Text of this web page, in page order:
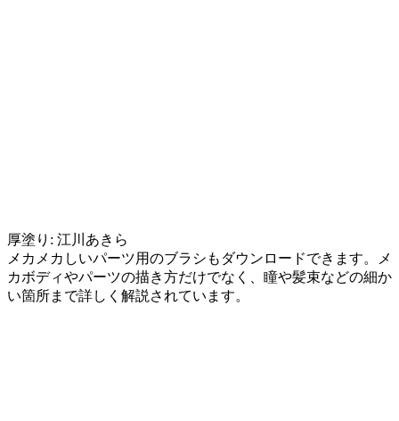
厚塗り: 江川あきら
メカメカしいパーツ用のブラシもダウンロードできます。メ
カボディやパーツの描き方だけでなく、瞳や髪束などの細か
い箇所まで詳しく解説されています。